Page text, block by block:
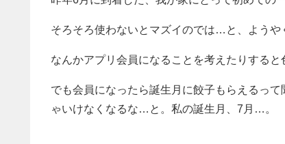
そろそろ使わないとマズイのでは…と、ようや
なんかアプリ会員になることを考えたりする
でも会員になったら誕生月に餃子もらえるっ
ゃいけなくなるな…と。私の誕生月、7月…。